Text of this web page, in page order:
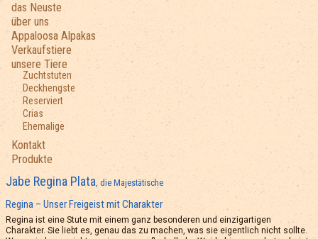
das Neuste
über uns
Appaloosa Alpakas
Verkaufstiere
unsere Tiere
Zuchtstuten
Deckhengste
Reserviert
Crias
Ehemalige
Kontakt
Produkte
Jabe Regina Plata, die Majestätische
Regina – Unser Freigeist mit Charakter
Regina ist eine Stute mit einem ganz besonderen und einzigartigen
Charakter. Sie liebt es, genau das zu machen, was sie eigentlich nicht sollte.